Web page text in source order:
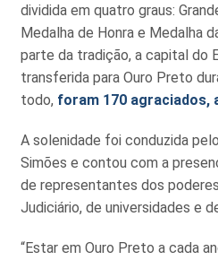
dividida em quatro graus:
Medalha de Honra e Medalha
parte da tradição, a capital do
transferida para Ouro Preto
todo, foram 170 agraciados,
A solenidade foi conduzida
Simões e contou com a
de representantes dos
Judiciário, de universidades e
“Estar em Ouro Preto a cada